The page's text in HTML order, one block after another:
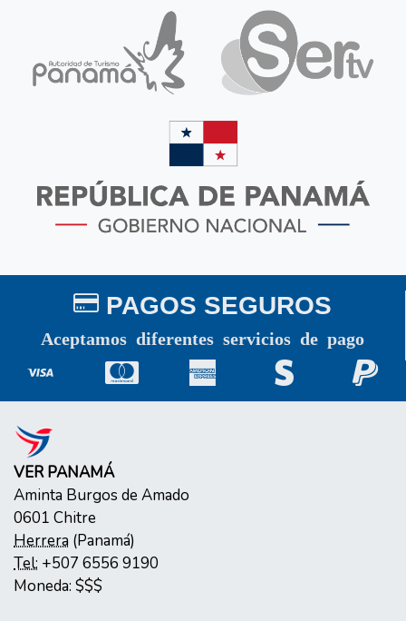
PAGOS SEGUROS
Aceptamos diferentes servicios de pago
VER PANAMÁ
Aminta Burgos de Amado
0601 Chitre
Herrera (Panamá)
Tel: +507 6556 9190
Moneda: $$$